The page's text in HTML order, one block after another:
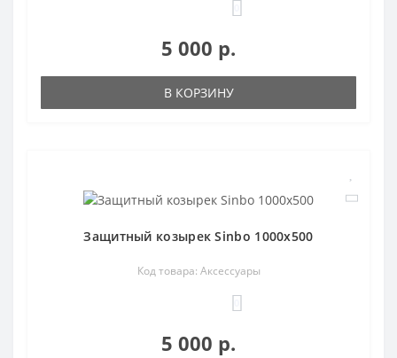
5 000 р.
В КОРЗИНУ
Защитный козырек Sinbo 1000х500
Код товара: Аксессуары
5 000 р.